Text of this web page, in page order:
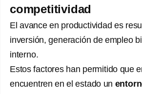
competitividad
El avance en productividad es
inversión, generación de empleo
interno.
Estos factores han permitido que
encuentren en el estado un